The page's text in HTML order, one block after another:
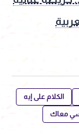
الكلام على إيه
معاك